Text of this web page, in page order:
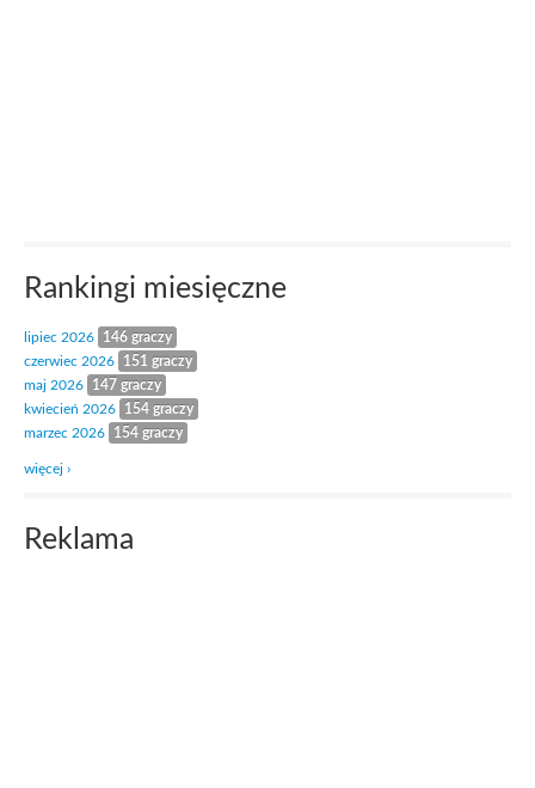
Rankingi miesięczne
lipiec 2026
146 graczy
czerwiec 2026
151 graczy
maj 2026
147 graczy
kwiecień 2026
154 graczy
marzec 2026
154 graczy
więcej ›
Reklama